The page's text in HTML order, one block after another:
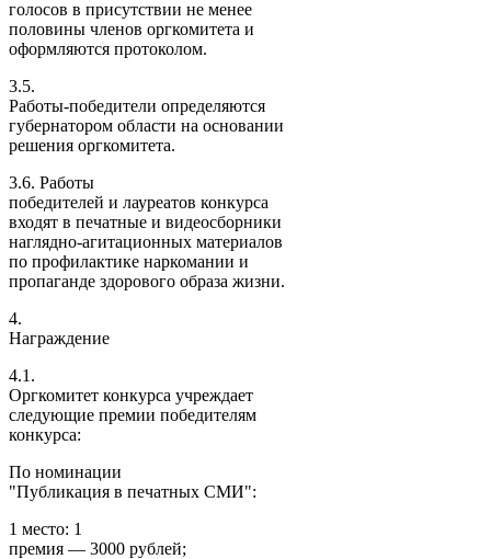
голосов в присутствии не менее
половины членов оргкомитета и
оформляются протоколом.
3.5.
Работы-победители определяются
губернатором области на основании
решения оргкомитета.
3.6. Работы
победителей и лауреатов конкурса
входят в печатные и видеосборники
наглядно-агитационных материалов
по профилактике наркомании и
пропаганде здорового образа жизни.
4.
Награждение
4.1.
Оргкомитет конкурса учреждает
следующие премии победителям
конкурса:
По номинации
"Публикация в печатных СМИ":
1 место: 1
премия — 3000 рублей;